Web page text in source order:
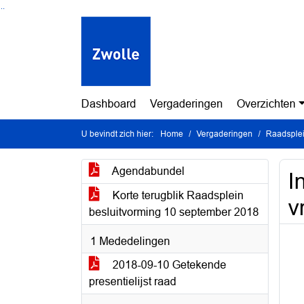
Ga naar de inhoud van deze pagina
Ga naar het zoeken
Ga naar het menu
Dashboard Vergaderingen Overzichten
U bevindt zich hier: Home Vergaderingen
Agendabundel
Korte terugblik Raadsplein
besluitvorming 10 september 2018
1 Mededelingen
2018-09-10 Getekende
presentielijst raad